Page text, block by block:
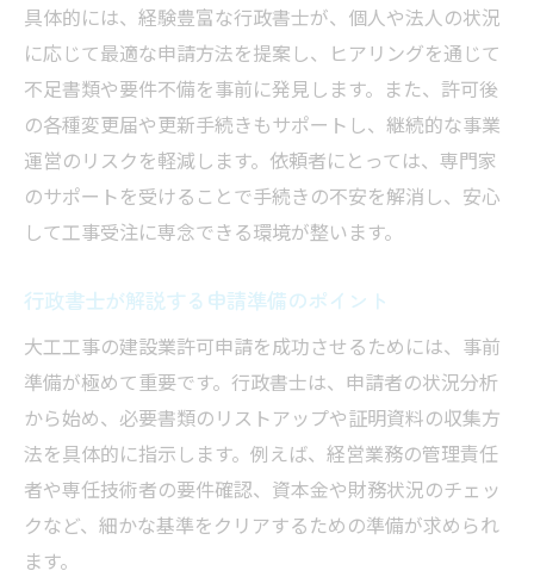
行政書士不在の申請で生じるリスクを知る
行政書士と自力申請の違いを徹底比較
行政書士以外が申請する際の書類ポイント
行政書士依頼と自主申請のメリットデメリ
ット
許可なし工事のリスク行政書士が防ぐ落とし穴
行政書士立会いで避けたい法的リスク
行政書士が伝える許可なし工事の現実
行政書士が防ぐトラブル事例と対策
行政書士が指摘する無許可の罰則とは
行政書士選びで押さえる大工工事のポイント
行政書士選びで大工工事許可を成功させる
コツ
具体的には、経験豊富な行政書士が、個人や法人の状況
に応じて最適な申請方法を提案し、ヒアリングを通じて
不足書類や要件不備を事前に発見します。また、許可後
の各種変更届や更新手続きもサポートし、継続的な事業
運営のリスクを軽減します。依頼者にとっては、専門家
のサポートを受けることで手続きの不安を解消し、安心
して工事受注に専念できる環境が整います。
行政書士が解説する申請準備のポイント
大工工事の建設業許可申請を成功させるためには、事前
準備が極めて重要です。行政書士は、申請者の状況分析
から始め、必要書類のリストアップや証明資料の収集方
法を具体的に指示します。例えば、経営業務の管理責任
者や専任技術者の要件確認、資本金や財務状況のチェッ
クなど、細かな基準をクリアするための準備が求められ
ます。